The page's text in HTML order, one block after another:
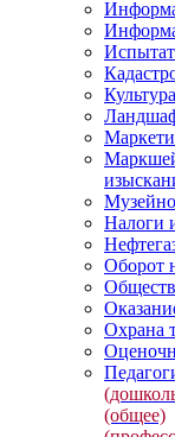
Налоги
Оборот
Охрана
(общее)